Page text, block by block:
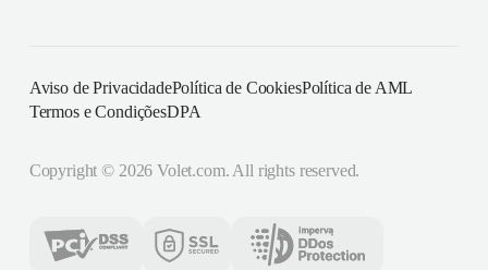
Aviso de PrivacidadePolítica de CookiesPolítica de AML
Termos e CondiçõesDPA
Copyright © 2026 Volet.com. All rights reserved.